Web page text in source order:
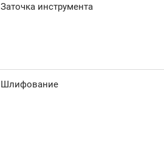
Заточка инструмента
Шлифование